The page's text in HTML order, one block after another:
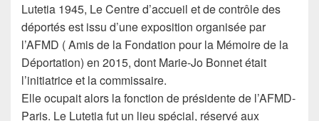
Lutetia 1945, Le Centre d’accueil et de contrôle des
déportés est issu d’une exposition organisée par
l’AFMD ( Amis de la Fondation pour la Mémoire de la
Déportation) en 2015, dont Marie-Jo Bonnet était
l’initiatrice et la commissaire.
Elle ocupait alors la fonction de présidente de l’AFMD-
Paris. Le Lutetia fut un lieu spécial, réservé aux